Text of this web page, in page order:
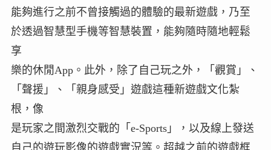
能夠進行之前不曾接觸過的體驗的最新遊戲，乃至
於透過智慧型手機等智慧裝置，能夠隨時隨地輕鬆
享
樂的休閒App。此外，除了自己玩之外，「觀賞」、
「聲援」、「親身感受」遊戲這種新遊戲文化紮
根，像
是玩家之間激烈交戰的「e-Sports」，以及線上發送